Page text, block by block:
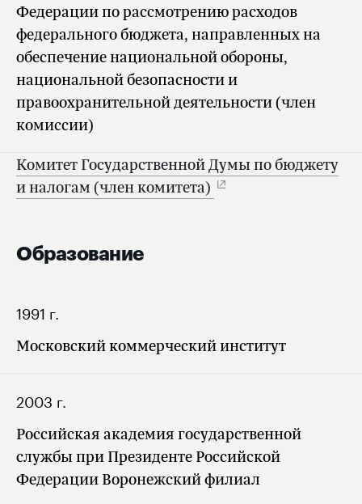
Федерации по рассмотрению расходов
федерального бюджета, направленных на
обеспечение национальной обороны,
национальной безопасности и
правоохранительной деятельности (член
комиссии)
Комитет Государственной Думы по бюджету
и налогам (член комитета)
Образование
1991 г.
Московский коммерческий институт
2003 г.
Российская академия государственной
службы при Президенте Российской
Федерации Воронежский филиал